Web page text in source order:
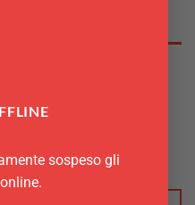
sospeso gli